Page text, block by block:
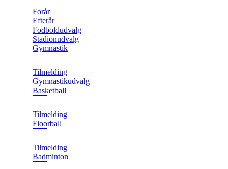
Forår
Efterår
Fodboldudvalg
Stadionudvalg
Gymnastik
Tilmelding
Gymnastikudvalg
Basketball
Tilmelding
Floorball
Tilmelding
Badminton